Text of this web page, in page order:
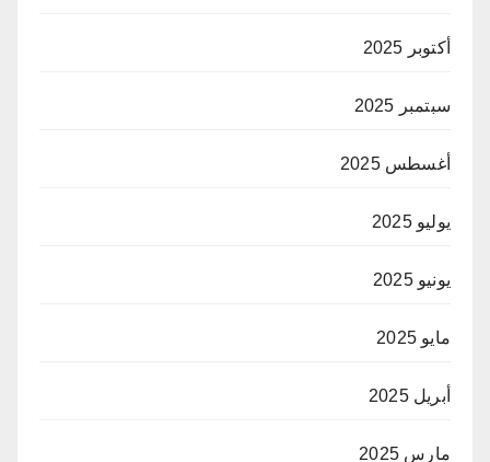
أكتوبر 2025
سبتمبر 2025
أغسطس 2025
يوليو 2025
يونيو 2025
مايو 2025
أبريل 2025
مارس 2025